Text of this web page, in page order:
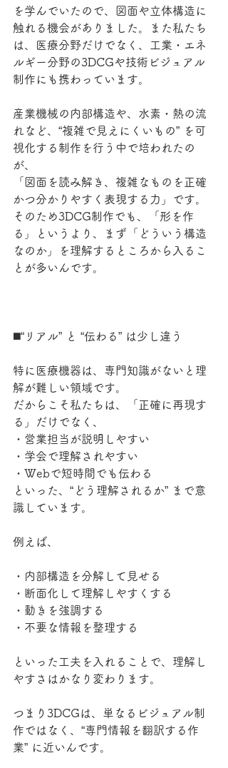
を学んでいたので、図面や立体構造に
触れる機会がありました。また私たち
は、医療分野だけでなく、工業・エネ
ルギー分野の3DCGや技術ビジュアル
制作にも携わっています。
産業機械の内部構造や、水素・熱の流
れなど、“複雑で見えにくいもの” を可
視化する制作を行う中で培われたの
が、
「図面を読み解き、複雑なものを正確
かつ分かりやすく表現する力」です。
そのため3DCG制作でも、「形を作
る」というより、まず「どういう構造
なのか」を理解するところから入るこ
とが多いんです。
◼️“リアル” と “伝わる” は少し違う
特に医療機器は、専門知識がないと理
解が難しい領域です。
だからこそ私たちは、「正確に再現す
る」だけでなく、
・営業担当が説明しやすい
・学会で理解されやすい
・Webで短時間でも伝わる
といった、“どう理解されるか” まで意
識しています。
例えば、
・内部構造を分解して見せる
・断面化して理解しやすくする
・動きを強調する
・不要な情報を整理する
といった工夫を入れることで、理解し
やすさはかなり変わります。
つまり3DCGは、単なるビジュアル制
作ではなく、“専門情報を翻訳する作
業” に近いんです。